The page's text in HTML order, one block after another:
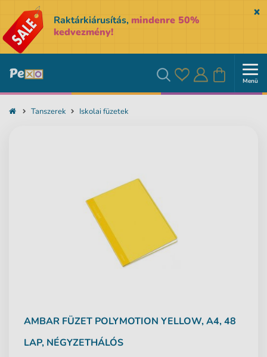
Raktárkiárusítás, mindenre 50%
kedvezmény!
Keresés
Kedvencek
Bejelentkezés
Kosár Menü
Tanszerek Iskolai füzetek
AMBAR FÜZET POLYMOTION YELLOW, A4, 48
LAP, NÉGYZETHÁLÓS